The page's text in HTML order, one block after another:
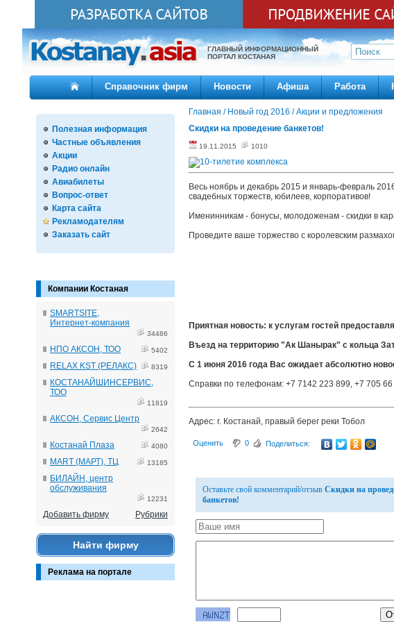
ГЛАВНЫЙ ИНФОРМАЦИОННЫЙ
ПОРТАЛ КОСТАНАЯ
Справочник фирм Новости Афиша Работа
Полезная информация
Частные объявления
Акции
Радио онлайн
Авиабилеты
Вопрос-ответ
Карта сайта
Рекламодателям
Заказать сайт
Компании Костаная
SMARTSITE,
Интернет-компания
34486
НПО АКСОН, ТОО 5402
RELAX KST (РЕЛАКС) 8319
КОСТАНАЙШИНСЕРВИС,
ТОО
11819
АКСОН, Сервис Центр
2642
Костанай Плаза 4080
MART (МАРТ), ТЦ 13185
БИЛАЙН, центр
обслуживания
12231
Добавить фирму Рубрики
Найти фирму
Реклама на портале
Главная / Новый год 2016 /Акции и предложения
Скидки на проведение банкетов!
19.11.2015 1010
Весь ноябрь и декабрь 2015 и январь-февраль
свадебных торжеств, юбилеев, корпоративов!
Именинникам - бонусы, молодоженам - скидки в
Проведите ваше торжество с королевским
Приятная новость: к услугам гостей
Въезд на территорию "Ак Шанырак" с кольца
С 1 июня 2016 года Вас ожидает абсолютно
Справки по телефонам: +7 7142 223 899, +7 705 66
Адрес: г. Костанай, правый берег реки Тобол
Оценить 0 Поделиться:
Оставьте свой комментарий/отзыв Скидки на
банкетов!